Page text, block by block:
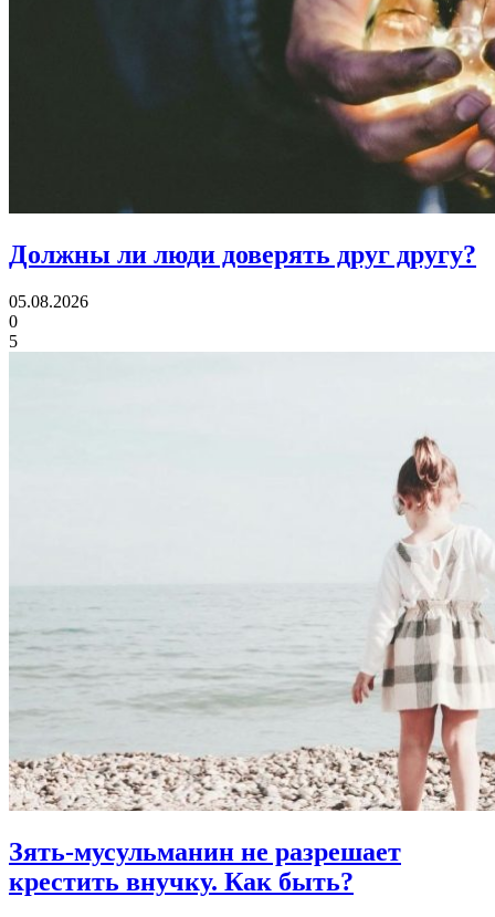
Должны ли люди доверять друг другу?
05.08.2026
0
5
Зять-мусульманин не разрешает
крестить внучку. Как быть?